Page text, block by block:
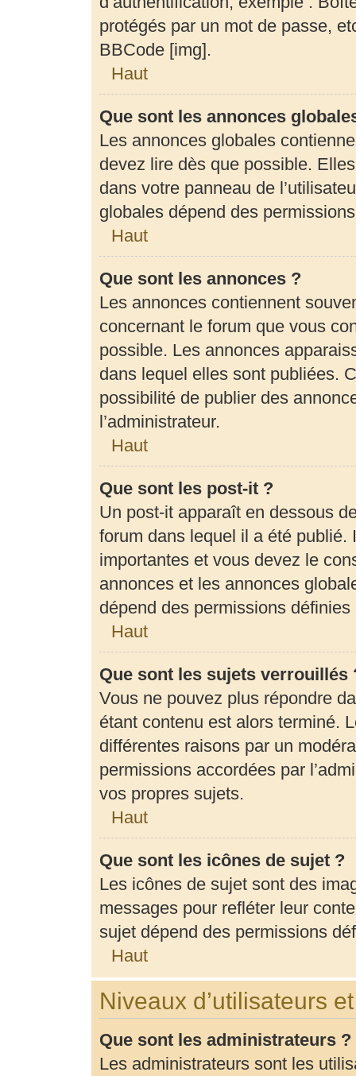
protégés par un mot de passe,
BBCode [img].
Haut
Que sont les annonces
Les annonces globales
devez lire dès que possible.
dans votre panneau de
globales dépend des
Haut
Que sont les annonces ?
Les annonces contiennent
concernant le forum que vous
possible. Les annonces
dans lequel elles sont publiées.
possibilité de publier des
l’administrateur.
Haut
Que sont les post-it ?
Un post-it apparaît en dessous
forum dans lequel il a été
importantes et vous devez le
annonces et les annonces
dépend des permissions définies
Haut
Que sont les sujets verrouillés
Vous ne pouvez plus répondre
étant contenu est alors terminé.
différentes raisons par un
permissions accordées par
vos propres sujets.
Haut
Que sont les icônes de sujet ?
Les icônes de sujet sont des
messages pour refléter leur
sujet dépend des permissions
Haut
Niveaux d’utilisateurs
Que sont les administrateurs ?
Les administrateurs sont les